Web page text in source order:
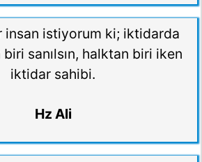
insan istiyorum ki; iktidarda
sanılsın, halktan biri iken
iktidar sahibi.
Hz Ali